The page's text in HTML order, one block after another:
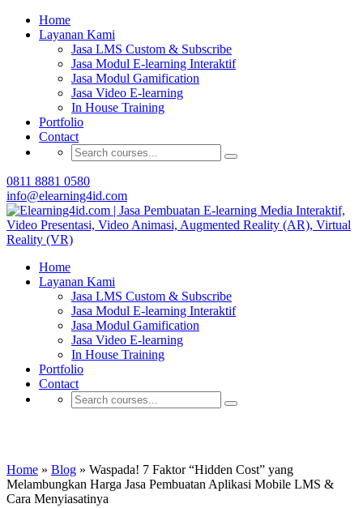
Home
Layanan Kami
Jasa LMS Custom & Subscribe
Jasa Modul E-learning Interaktif
Jasa Modul Gamification
Jasa Video E-learning
In House Training
Portfolio
Contact
0811 8881 0580
info@elearning4id.com
Home
Layanan Kami
Jasa LMS Custom & Subscribe
Jasa Modul E-learning Interaktif
Jasa Modul Gamification
Jasa Video E-learning
In House Training
Portfolio
Contact
Home » Blog » Waspada! 7 Faktor “Hidden Cost” yang
Melambungkan Harga Jasa Pembuatan Aplikasi Mobile LMS &
Cara Menyiasatinya
Buat Modul E-learning & LMS Anda Semakin
Menarik dengan Gamification
Hubungi Tim Elearning4id